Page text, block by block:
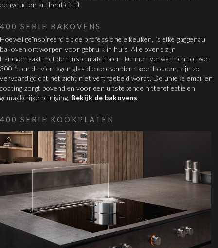
eenvoud en authenticiteit.
400 SERIE BAKOVENS
Hoewel geïnspireerd op de professionele keuken, is elke gaggenau
bakoven ontworpen voor gebruik in huis. Alle ovens zijn
handgemaakt met de fijnste materialen, kunnen verwarmen tot wel
300 °c en de vier lagen glas die de ovendeur koel houden, zijn zo
vervaardigd dat het zicht niet vertroebeld wordt. De unieke emaillen
coating zorgt bovendien voor een uitstekende hittereflectie en
gemakkelijke reiniging. Bekijk de bakovens
400 SERIE KOOKPLATEN